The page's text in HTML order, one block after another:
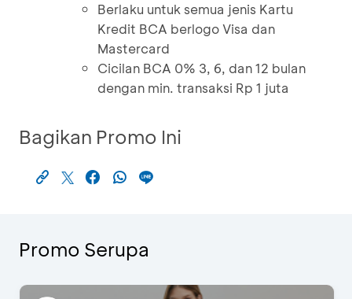
Berlaku untuk semua jenis Kartu
Kredit BCA berlogo Visa dan
Mastercard
Cicilan BCA 0% 3, 6, dan 12 bulan
dengan min. transaksi Rp 1 juta
Bagikan Promo Ini
Promo Serupa